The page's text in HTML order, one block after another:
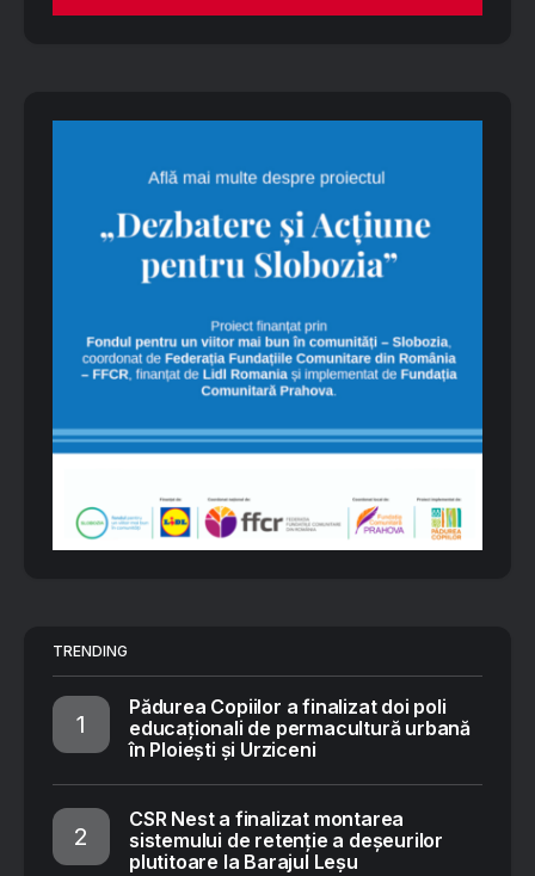
TRENDING
Pădurea Copiilor a finalizat doi poli
educaționali de permacultură urbană
în Ploiești și Urziceni
CSR Nest a finalizat montarea
sistemului de retenție a deșeurilor
plutitoare la Barajul Leșu